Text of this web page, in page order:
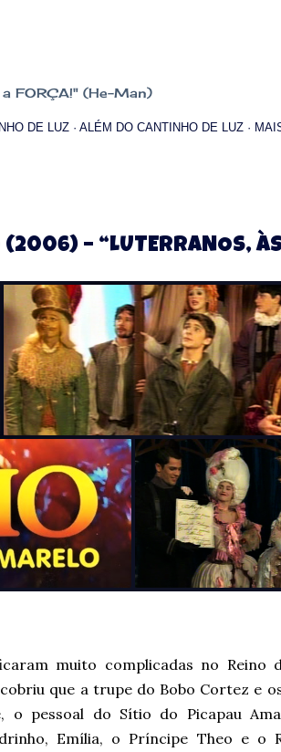
FORÇA!" (He-Man)
DE LUZ ALÉM DO CANTINHO DE LUZ
(2006) – “LUTERRANOS,
muito complicadas no Reino
que a trupe do Bobo Cortez e
o pessoal do Sítio do Picapau
Emília, o Príncipe Theo e o